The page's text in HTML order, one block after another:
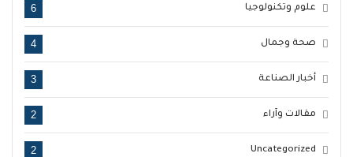
علوم وتكنولوجيا 6
صحة وجمال 4
أخبار الصناعة 3
مقالات وآراء 2
Uncategorized
2